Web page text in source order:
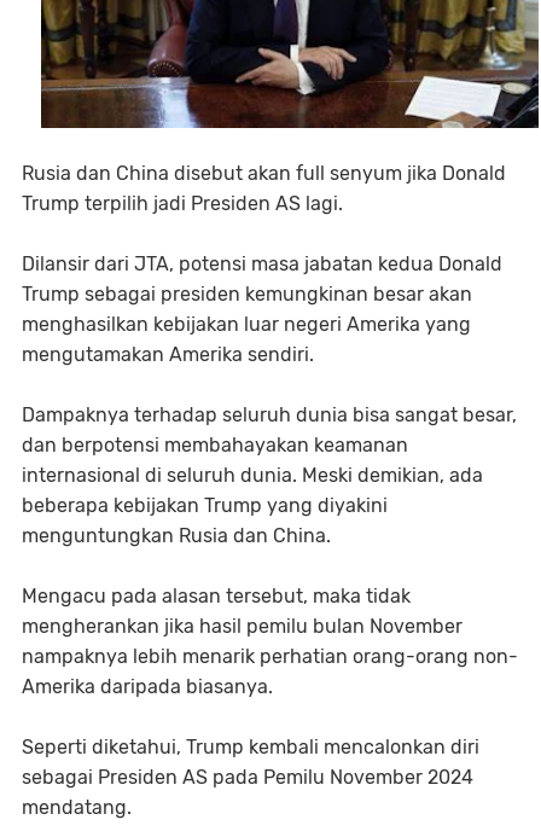
Rusia dan China disebut akan full senyum jika Donald
Trump terpilih jadi Presiden AS lagi.
Dilansir dari JTA, potensi masa jabatan kedua Donald
Trump sebagai presiden kemungkinan besar akan
menghasilkan kebijakan luar negeri Amerika yang
mengutamakan Amerika sendiri.
Dampaknya terhadap seluruh dunia bisa sangat besar,
dan berpotensi membahayakan keamanan
internasional di seluruh dunia. Meski demikian, ada
beberapa kebijakan Trump yang diyakini
menguntungkan Rusia dan China.
Mengacu pada alasan tersebut, maka tidak
mengherankan jika hasil pemilu bulan November
nampaknya lebih menarik perhatian orang-orang non-
Amerika daripada biasanya.
Seperti diketahui, Trump kembali mencalonkan diri
sebagai Presiden AS pada Pemilu November 2024
mendatang.